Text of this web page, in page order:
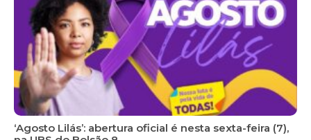
‘Agosto Lilás’: abertura oficial é nesta sexta-feira (7),